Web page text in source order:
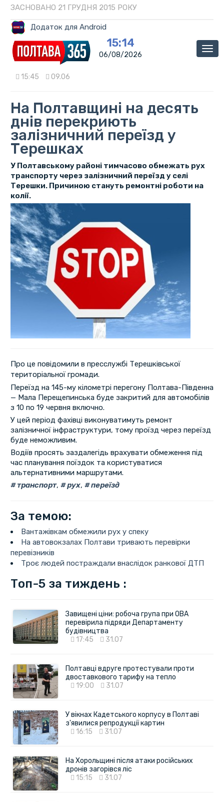
ЗАСНОВАНО 21 ГРУДНЯ 2015 РОКУ
Додаток для Android
15:14
06/08/2026
15:45 09.06
На Полтавщині на десять
днів перекриють
залізничний переїзд у
Терешках
У Полтавському районі тимчасово обмежать рух
транспорту через залізничний переїзд у селі
Терешки. Причиною стануть ремонтні роботи на
колії.
Про це повідомили в пресслужбі Терешківської
територіальної громади.
Переїзд на 145-му кілометрі перегону Полтава-Південна
— Мала Перещепинська буде закритий для автомобілів
з 10 по 19 червня включно.
У цей період фахівці виконуватимуть ремонт
залізничної інфраструктури, тому проїзд через переїзд
буде неможливим.
Водіїв просять заздалегідь врахувати обмеження під
час планування поїздок та користуватися
альтернативними маршрутами.
транспорт, рух, переїзд
За темою:
Вантажівкам обмежили рух у спеку
На автовокзалах Полтави тривають перевірки
перевізників
Троє людей постраждали внаслідок ранкової ДТП
Топ-5 за тиждень :
Завищені ціни: робоча група при ОВА
перевірила підряди Департаменту
будівництва
17:45
31.07
Полтавці вдруге протестували проти
двоставкового тарифу на тепло
19:00
31.07
У вікнах Кадетського корпусу в Полтаві
з'явилися репродукції картин
16:15
31.07
На Хорольщині після атаки російських
дронів загорівся ліс
15:15
31.07